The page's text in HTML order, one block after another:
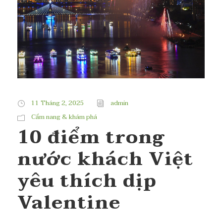
11 Tháng 2, 2025
admin
Cẩm nang & khám phá
10 điểm trong
nước khách Việt
yêu thích dịp
Valentine